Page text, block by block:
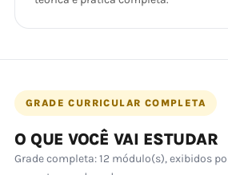
GRADE CURRICULAR COMPLETA
O QUE VOCÊ VAI ESTUDAR
Grade completa: 12 módulo(s), exibidos